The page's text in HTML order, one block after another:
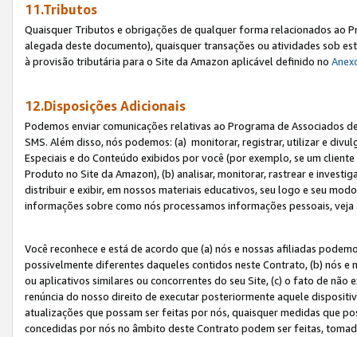
11.Tributos
Quaisquer Tributos e obrigações de qualquer forma relacionados ao
alegada deste documento), quaisquer transações ou atividades sob
à provisão tributária para o Site da Amazon aplicável definido no
12.Disposições Adicionais
Podemos enviar comunicações relativas ao Programa de Associados
SMS. Além disso, nós podemos: (a) monitorar, registrar, utilizar e
Especiais e do Conteúdo exibidos por você (por exemplo, se um
Produto no Site da Amazon), (b) analisar, monitorar, rastrear e
distribuir e exibir, em nossos materiais educativos, seu logo e seu
informações sobre como nós processamos informações pessoais,
Você reconhece e está de acordo que (a) nós e nossas afiliadas
possivelmente diferentes daqueles contidos neste Contrato, (b) nós
ou aplicativos similares ou concorrentes do seu Site, (c) o fato de
renúncia do nosso direito de executar posteriormente aquele
atualizações que possam ser feitas por nós, quaisquer medidas que
concedidas por nós no âmbito deste Contrato podem ser feitas,